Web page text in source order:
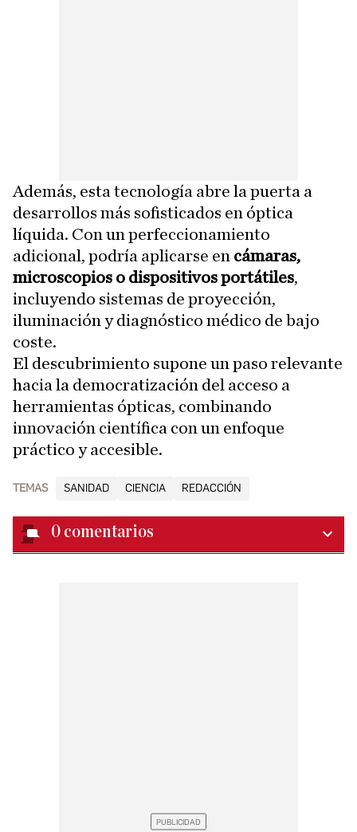
Además, esta tecnología abre la puerta a
desarrollos más sofisticados en óptica
líquida. Con un perfeccionamiento
adicional, podría aplicarse en cámaras,
microscopios o dispositivos portátiles,
incluyendo sistemas de proyección,
iluminación y diagnóstico médico de bajo
coste.
El descubrimiento supone un paso relevante
hacia la democratización del acceso a
herramientas ópticas, combinando
innovación científica con un enfoque
práctico y accesible.
TEMAS SANIDAD CIENCIA REDACCIÓN
0 comentarios